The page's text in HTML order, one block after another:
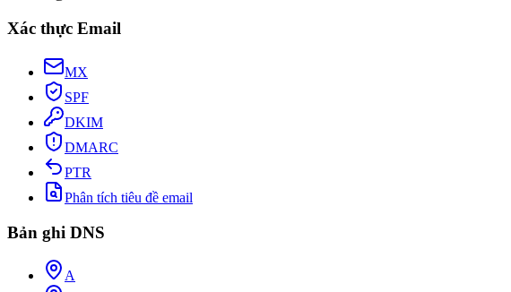
Xác thực Email
MX
SPF
DKIM
DMARC
PTR
Phân tích tiêu đề email
Bản ghi DNS
A